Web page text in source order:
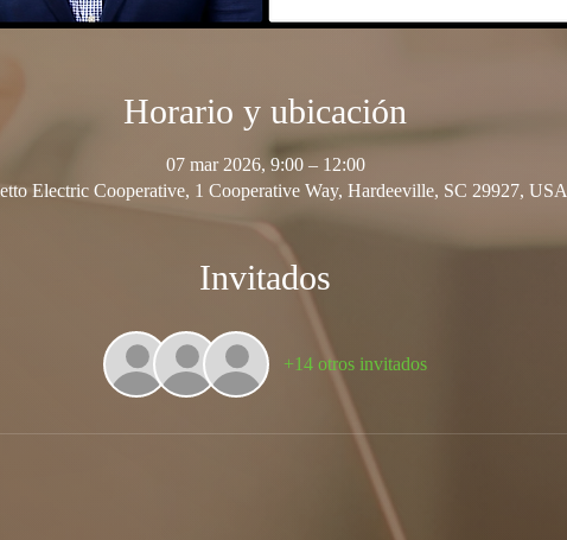
Horario y ubicación
07 mar 2026, 9:00 – 12:00
Electric Cooperative, 1 Cooperative Way, Hardeeville, SC 29927, USA
Invitados
+14 otros invitados